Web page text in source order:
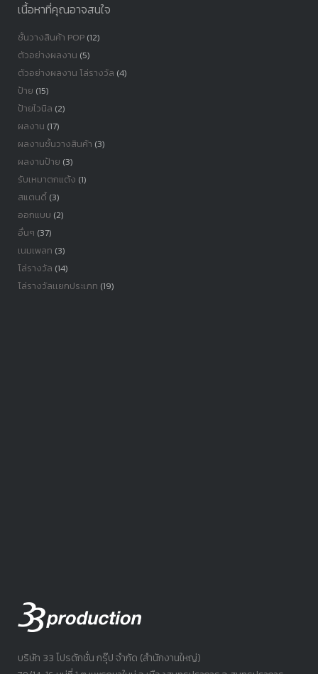
เนื้อหาที่คุณอาจสนใจ
ชั้นวางสินค้า POP(12)
ตัวอย่างผลงาน (5)
ตัวอย่างผลงาน โล่รางวัล (4)
ป้าย (15)
ป้ายไวนิล (2)
ผลงาน (17)
ผลงานชั้นวางสินค้า (3)
ผลงานป้าย (3)
รับเหมาตกแต้ง (1)
สแตนดี้(3)
ออกแบบ (2)
อื่นๆ (37)
เนมเพลท (3)
โล่รางวัล (14)
โล่รางวัลเเยกประเภท (19)
บริษัท 33 โปรดักชั่น กรุ๊ป จำกัด (สำนักงานใหญ่)